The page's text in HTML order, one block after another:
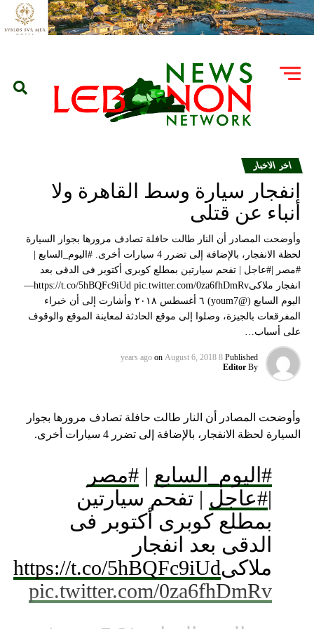
اخر الاخبار
انفجار سيارة وسط القاهرة ولا
أنباء عن قتلى
وأوضحت المصادر أن النار طالت حافلة تصادف مرورها بجوار السيارة
لحظة الانفجار، بالإضافة إلى تضرر 4 سيارات أخرى. #اليوم_السابع |
#مصر |#عاجل | تفحم سيارتين بمطلع كوبرى أكتوبر فى الدقى بعد
انفجار ملاكىhttps://t.co/5hBQFc9iUd pic.twitter.com/0za6fhDmRv—
اليوم السابع (@youm7) ٦ أغسطس ٢٠١٨ وأشارت إلى أن خبراء
المفرقعات بالجيزة، وصلوا إلى موقع الحادثة لمعاينة الموقع والوقوف
على أسباب…
Published
8 years ago
on August 6, 2018
By
Editor
وأوضحت المصادر أن النار طالت حافلة تصادف مرورها بجوار
السيارة لحظة الانفجار، بالإضافة إلى تضرر 4 سيارات أخرى.
#اليوم_السابع | #مصر
|#عاجل | تفحم سيارتين
بمطلع كوبرى أكتوبر فى
الدقى بعد انفجار
ملاكىhttps://t.co/5hBQFc9iUd
pic.twitter.com/0za6fhDmRv